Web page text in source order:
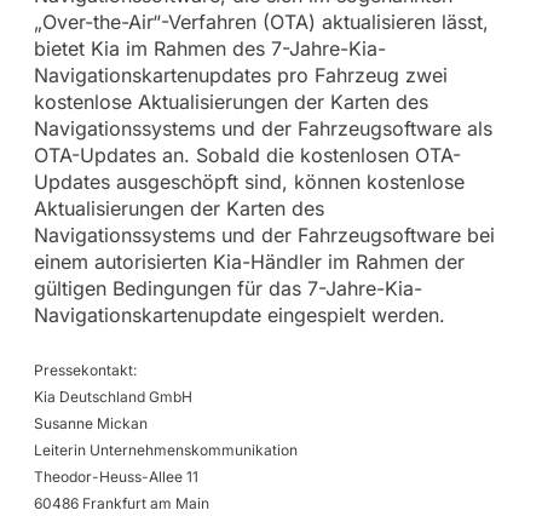
„Over-the-Air“-Verfahren (OTA) aktualisieren lässt,
bietet Kia im Rahmen des 7-Jahre-Kia-
Navigationskartenupdates pro Fahrzeug zwei
kostenlose Aktualisierungen der Karten des
Navigationssystems und der Fahrzeugsoftware als
OTA-Updates an. Sobald die kostenlosen OTA-
Updates ausgeschöpft sind, können kostenlose
Aktualisierungen der Karten des
Navigationssystems und der Fahrzeugsoftware bei
einem autorisierten Kia-Händler im Rahmen der
gültigen Bedingungen für das 7-Jahre-Kia-
Navigationskartenupdate eingespielt werden.
Pressekontakt:
Kia Deutschland GmbH
Susanne Mickan
Leiterin Unternehmenskommunikation
Theodor-Heuss-Allee 11
60486 Frankfurt am Main